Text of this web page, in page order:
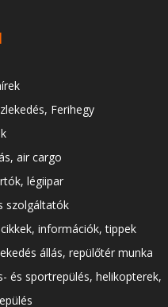
Ferihegy
air cargo
légiipar
szolgáltatók
információk, tippek
állás, repülőtér munka
és sportrepülés, helikopterek,